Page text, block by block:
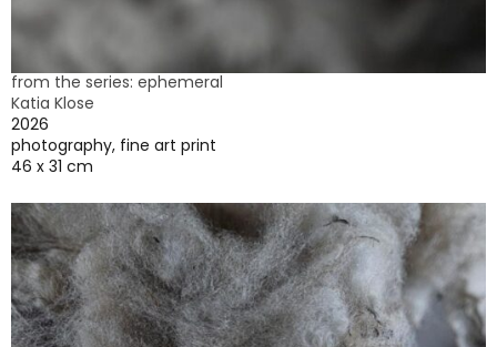
from the series: ephemeral
Katia Klose
2026
photography, fine art print
46 x 31 cm